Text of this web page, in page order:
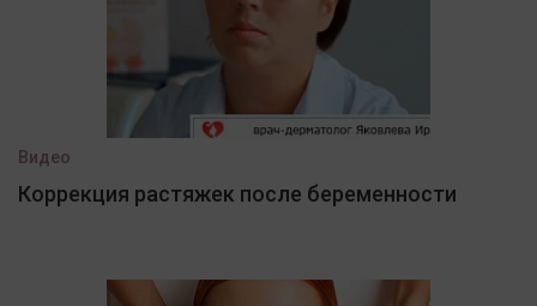
Видео
Коррекция растяжек после беременности